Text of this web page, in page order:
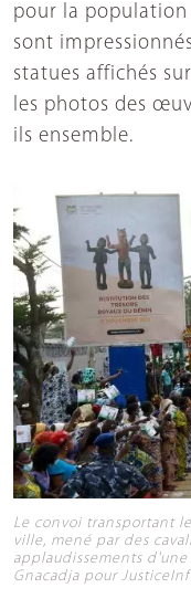
pour la
sont
statues affichés
les photos des
ils ensemble.
Le convoi transportant
ville, mené par des
applaudissements
Gnacadja pour